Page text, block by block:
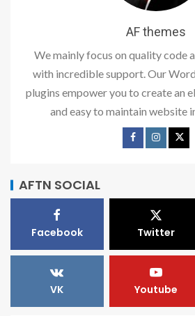
AF themes
We mainly focus on quality code
with incredible support. Our
plugins empower you to create an
and easy to maintain website
AFTN SOCIAL
Facebook Twitter
VK Youtube